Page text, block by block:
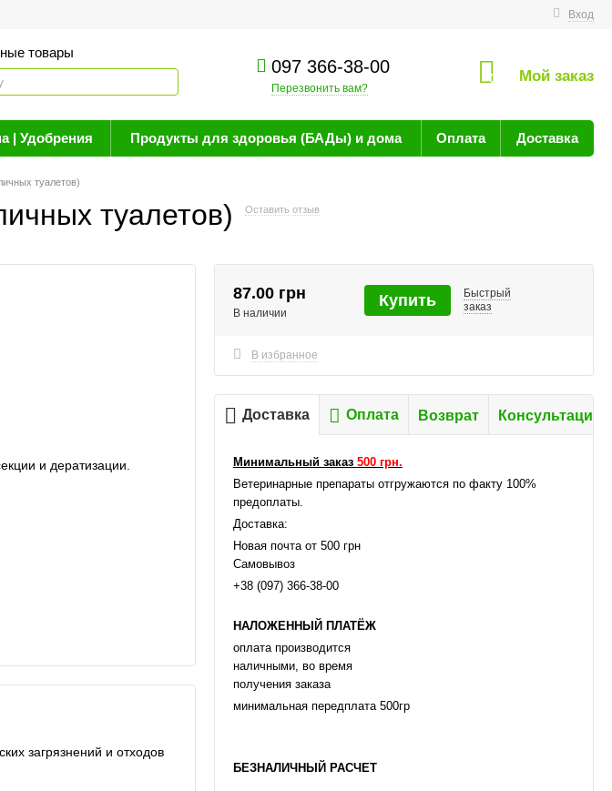
Вход
товары
097 366-38-00
Перезвонить вам?
0 Мой заказ
| Удобрения Продукты для здоровья (БАДы) и дома Оплата Доставка
туалетов)
туалетов) Оставить отзыв
загрязнений и отходов
87.00 грн
В наличии
Купить
Быстрый
заказ
В избранное
Доставка Оплата Возврат Консультация
Минимальный заказ 500 грн.
Ветеринарные препараты отгружаются по факту 100%
предоплаты.
Доставка:
Новая почта от 500 грн
Самовывоз
+38 (097) 366-38-00
НАЛОЖЕННЫЙ ПЛАТЁЖ
оплата производится
наличными, во время
получения заказа
минимальная передплата 500гр
БЕЗНАЛИЧНЫЙ РАСЧЕТ